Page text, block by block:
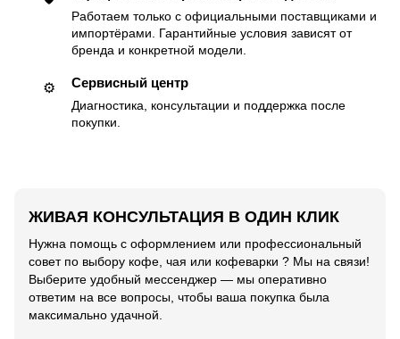
Работаем только с официальными поставщиками и
импортёрами. Гарантийные условия зависят от
бренда и конкретной модели.
⚙️ Сервисный центр
Диагностика, консультации и поддержка после
покупки.
ЖИВАЯ КОНСУЛЬТАЦИЯ В ОДИН КЛИК
Нужна помощь с оформлением или профессиональный
совет по выбору кофе, чая или кофеварки ? Мы на связи!
Выберите удобный мессенджер — мы оперативно
ответим на все вопросы, чтобы ваша покупка была
максимально удачной.